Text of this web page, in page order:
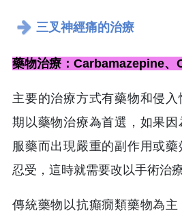
三叉神經痛的治療
藥物治療：Carbamazepine
主要的治療方式有藥物和侵
期以藥物治療為首選，如果
服藥而出現嚴重的副作用或
忍受，這時就需要改以手術治療
傳統藥物以抗癲癇類藥物為